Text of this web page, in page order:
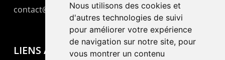
Nous utilisons des cookies et
d'autres technologies de suivi
pour améliorer votre expérience
de navigation sur notre site, pour
vous montrer un contenu
contact@lepommier.ch
LIENS AMIS